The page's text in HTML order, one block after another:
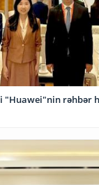
"Huawei"nin rəhbər